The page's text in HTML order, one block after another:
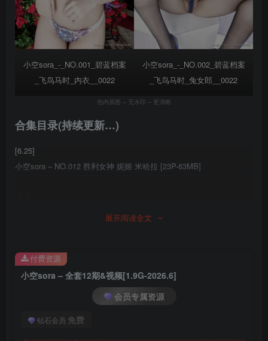
小空sora_-_NO.001_碧蓝档案
_飞鸟马时_内衣__0022
小空sora_-_NO.002_碧蓝档案
_飞鸟马时_兔女郎__0022
包内原图 – 无水印 – 更清晰
合集目录(持续更新…)
[6.25]
小空sora – NO.012 胜利女神 妮姬 米哈拉 [23P-63MB]
小空sora – NO.011 碧蓝航线-樫野牛牛[23P-49M]
小空sora – NO.010 原神 雷电将军[17P-65M]
小空sora – NO.009 甘雨暗黑护士[19P-68MB]
展开阅读全文
小空sora – 全套12期&视频[1.9G-2026.6]
会员专属资源
钻石会员 免费
付费资源